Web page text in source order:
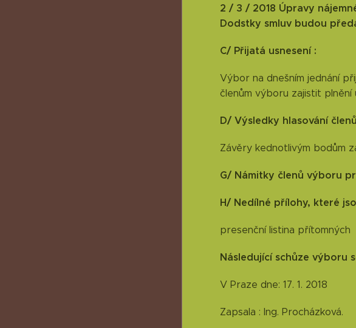
2 / 3 / 2018 Úpravy
Dodstky smluv budou
C/ Přijatá usnesení :
Výbor na dnešním jednání
členům výboru zajistit plnění
D/ Výsledky hlasování
Závěry kednotlivým bodům
G/ Námitky členů výboru
H/ Nedílné přílohy, které
presenční listina přítomných
Následující schůze výboru
V Praze dne: 17. 1. 2018
Zapsala : Ing. Procházková.